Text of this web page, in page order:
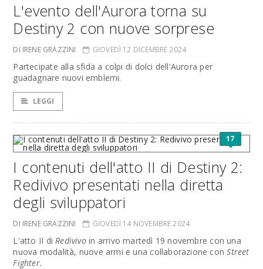
L'evento dell'Aurora torna su
Destiny 2 con nuove sorprese
DI IRENE GRAZZINI GIOVEDÌ 12 DICEMBRE 2024
Partecipate alla sfida a colpi di dolci dell'Aurora per
guadagnare nuovi emblemi.
LEGGI
17
I contenuti dell'atto II di Destiny 2:
Redivivo presentati nella diretta
degli sviluppatori
DI IRENE GRAZZINI GIOVEDÌ 14 NOVEMBRE 2024
L'atto II diRedivivoin arrivo martedì 19 novembre con una
nuova modalità, nuove armi e una collaborazione conStreet
Fighter.